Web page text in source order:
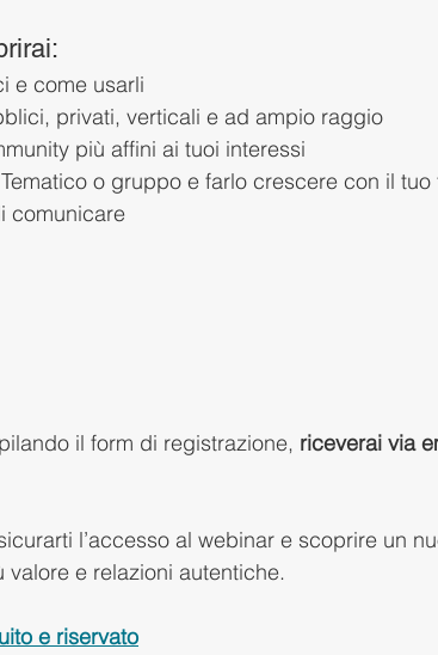
e come usarli
privati, verticali e ad ampio raggio
più affini ai tuoi interessi
o gruppo e farlo crescere con il tuo
comunicare
il form di registrazione, riceverai via
l’accesso al webinar e scoprire un
e relazioni autentiche.
e riservato